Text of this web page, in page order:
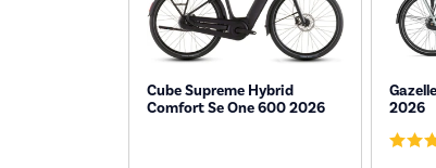
Cube Supreme Hybrid
Comfort Se One 600 2026
2026